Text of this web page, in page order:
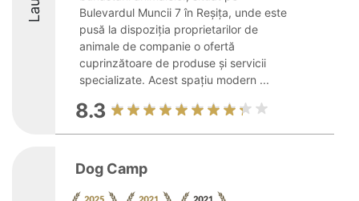
Bulevardul Muncii 7 în Reșița, unde este
pusă la dispoziția proprietarilor de
animale de companie o ofertă
cuprinzătoare de produse și servicii
specializate. Acest spațiu modern ...
8.3
Dog Camp